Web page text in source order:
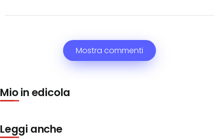
Mostra commenti
Mio in edicola
Leggi anche